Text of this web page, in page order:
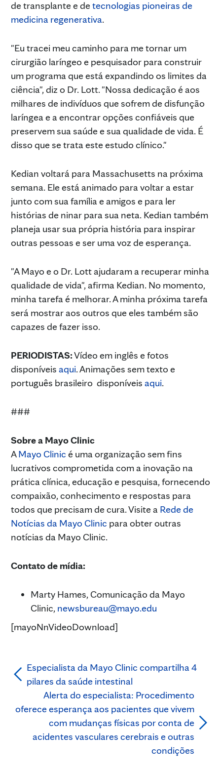
de transplante e detecnologias pioneiras de
medicina regenerativa.
"Eu tracei meu caminho para me tornar um
cirurgião laríngeo e pesquisador para construir
um programa que está expandindo os limites da
ciência", diz o Dr. Lott. "Nossa dedicação é aos
milhares de indivíduos que sofrem de disfunção
laríngea e a encontrar opções confiáveis que
preservem sua saúde e sua qualidade de vida. É
disso que se trata este estudo clínico."
Kedian voltará para Massachusetts na próxima
semana. Ele está animado para voltar a estar
junto com sua família e amigos e para ler
histórias de ninar para sua neta. Kedian também
planeja usar sua própria história para inspirar
outras pessoas e ser uma voz de esperança.
"A Mayo e o Dr. Lott ajudaram a recuperar minha
qualidade de vida", afirma Kedian. No momento,
minha tarefa é melhorar. A minha próxima tarefa
será mostrar aos outros que eles também são
capazes de fazer isso.
PERIODISTAS:Vídeo em inglês e fotos
disponíveis aqui. Animações sem texto e
português brasileiro disponíveis aqui.
###
Sobre a Mayo Clinic
AMayo Clinic é uma organização sem fins
lucrativos comprometida com a inovação na
prática clínica, educação e pesquisa, fornecendo
compaixão, conhecimento e respostas para
todos que precisam de cura. Visite a Rede de
Notícias da Mayo Clinic para obter outras
notícias da Mayo Clinic.
Contato de mídia:
Marty Hames, Comunicação da Mayo
Clinic, newsbureau@mayo.edu
[mayoNnVideoDownload]
Especialista da Mayo Clinic compartilha 4
pilares da saúde intestinal
Alerta do especialista: Procedimento
oferece esperança aos pacientes que vivem
com mudanças físicas por conta de
acidentes vasculares cerebrais e outras
condições